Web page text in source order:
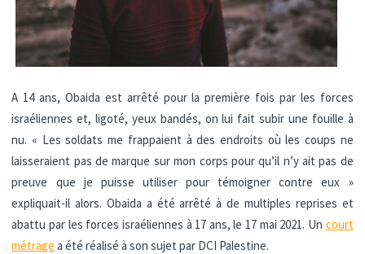
A 14 ans, Obaida est arrêté pour la première fois par les forces
israéliennes et, ligoté, yeux bandés, on lui fait subir une fouille à
nu. « Les soldats me frappaient à des endroits où les coups ne
laisseraient pas de marque sur mon corps pour qu’il n’y ait pas de
preuve que je puisse utiliser pour témoigner contre eux »
expliquait-il alors. Obaida a été arrêté à de multiples reprises et
abattu par les forces israéliennes à 17 ans, le 17 mai 2021. Un court
métrage a été réalisé à son sujet par DCI Palestine.